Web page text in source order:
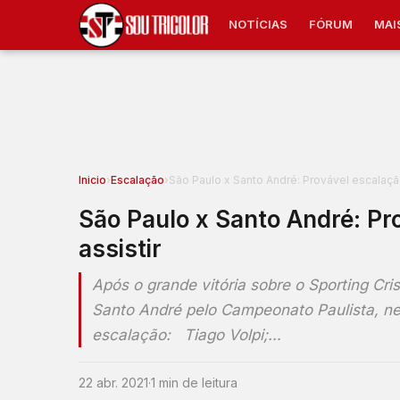
NOTÍCIAS FÓRUM
Inicio›Escalação›São Paulo x Santo André: Provável
São Paulo x Santo André:
assistir
Após o grande vitória sobre o Sporting
Santo André pelo Campeonato Paulista,
escalação: Tiago Volpi;…
22 abr. 2021·1 min de leitura